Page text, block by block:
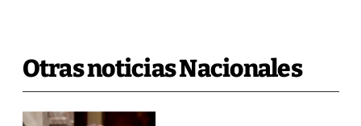
Otras noticias Nacionales